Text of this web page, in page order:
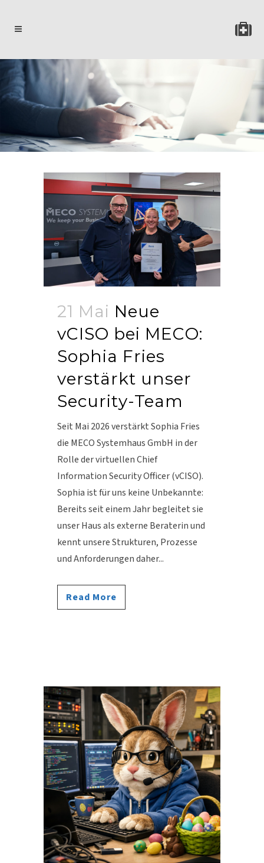
21 Mai Neue
vCISO bei MECO:
Sophia Fries
verstärkt unser
Security-Team
Seit Mai 2026 verstärkt Sophia Fries
die MECO Systemhaus GmbH in der
Rolle der virtuellen Chief
Information Security Officer (vCISO).
Sophia ist für uns keine Unbekannte:
Bereits seit einem Jahr begleitet sie
unser Haus als externe Beraterin und
kennt unsere Strukturen, Prozesse
und Anforderungen daher...
Read More